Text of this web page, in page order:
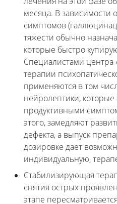
месяца. В зависимости
симптомов
тяжести обычно
которые быстро
Специалистами центра
терапии
применяются в том
нейролептики,
продуктивными
этого, замедляют
дефекта, а выпуск
дозировке дает
индивидуальную,
Стабилизирующая
снятия острых
этапе